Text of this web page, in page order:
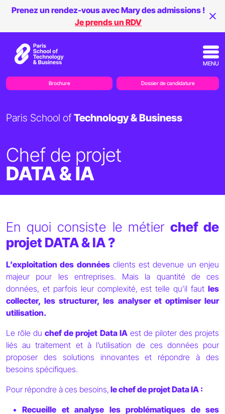
Chef de projet
DATA & IA
Paris School ofTechnology & Business
En quoi consiste le métier chef de
projet DATA & IA ?
L’exploitation des donnéesclients est devenue un enjeu
majeur pour les entreprises. Mais la quantité de ces
données, et parfois leur complexité, est telle qu’il faut les
collecter, les structurer, les analyser et optimiser leur
utilisation.
Le rôle du chef de projet Data IA est de piloter des projets
liés au traitement et à l’utilisation de ces données pour
proposer des solutions innovantes et répondre à des
besoins spécifiques.
Pour répondre à ces besoins, le chef de projet Data IA :
Recueille et analyse les problématiques de ses
Prenez un rendez-vous avec Mary des admissions !
Je prends un RDV
MENU
Brochure Dossier de candidature